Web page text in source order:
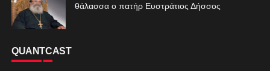
θάλασσα ο πατήρ Ευστράτιος Δήσσος
QUANTCAST